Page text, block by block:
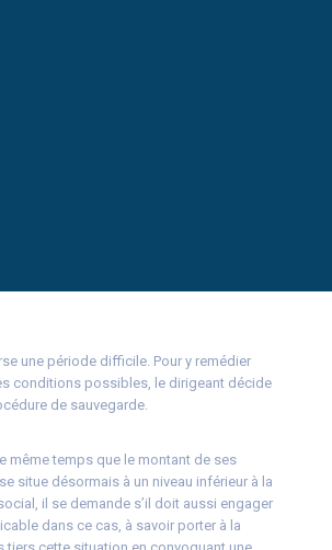
une période difficile. Pour y remédier
conditions possibles, le dirigeant décide
de sauvegarde.
même temps que le montant de ses
situe désormais à un niveau inférieur à la
il se demande s’il doit aussi engager
dans ce cas, à savoir porter à la